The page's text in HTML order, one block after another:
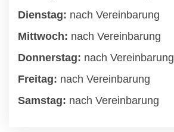
Dienstag: nach Vereinbarung
Mittwoch: nach Vereinbarung
Donnerstag: nach Vereinbarung
Freitag: nach Vereinbarung
Samstag: nach Vereinbarung